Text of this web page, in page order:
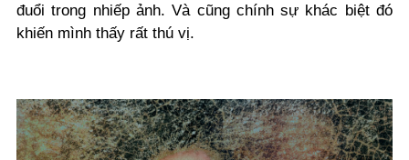
đuổi trong nhiếp ảnh. Và cũng chính sự khác biệt đó
khiến mình thấy rất thú vị.